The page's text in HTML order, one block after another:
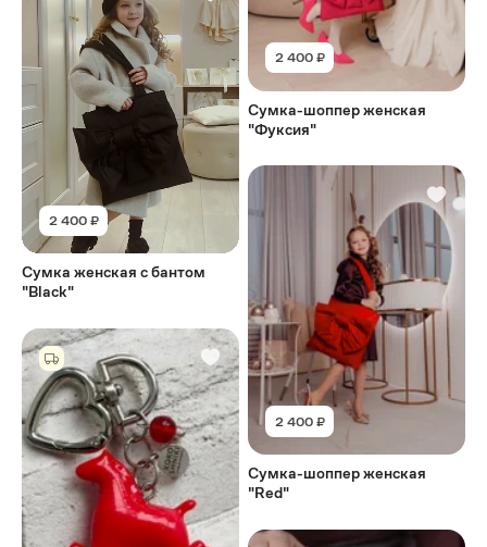
2 400 ₽
Сумка женская с бантом
"Black"
2 400 ₽
Сумка-шоппер женская
"Фуксия"
2 400 ₽
Сумка-шоппер женская
"Red"